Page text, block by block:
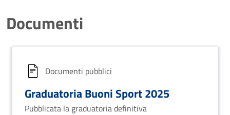
Documenti
Documenti pubblici
Graduatoria Buoni Sport 2025
Pubblicata la graduatoria definitiva